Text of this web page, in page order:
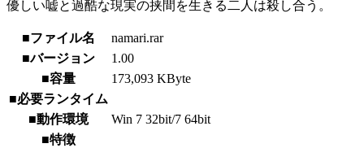
優しい嘘と過酷な現実の挟間を生きる二人は殺し合う。
■ファイル名
namari.rar
■バージョン
1.00
■容量
173,093 KByte
■必要ランタイム
■動作環境
Win 7 32bit/7 64bit
■特徴